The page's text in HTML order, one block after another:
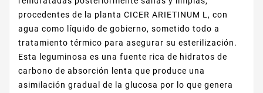
procedentes de la planta CICER ARIETINUM L, con
agua como líquido de gobierno, sometido todo a
tratamiento térmico para asegurar su esterilización.
Esta leguminosa es una fuente rica de hidratos de
carbono de absorción lenta que produce una
asimilación gradual de la glucosa por lo que genera